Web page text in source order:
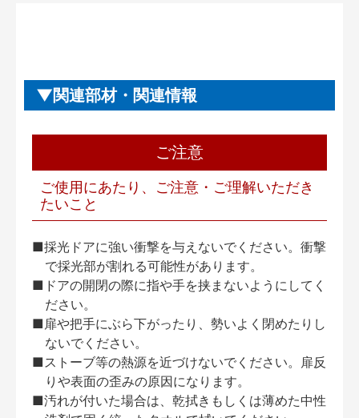
関連部材・関連情報
ご注意
ご使用にあたり、ご注意・ご理解いただき
たいこと
■採光ドアに強い衝撃を与えないでください。衝撃
で採光部が割れる可能性があります。
■ドアの開閉の際に指や手を挟まないようにしてく
ださい。
■扉や把手にぶら下がったり、勢いよく閉めたりし
ないでください。
■ストーブ等の熱源を近づけないでください。扉反
りや表面の歪みの原因になります。
■汚れが付いた場合は、乾拭きもしくは薄めた中性